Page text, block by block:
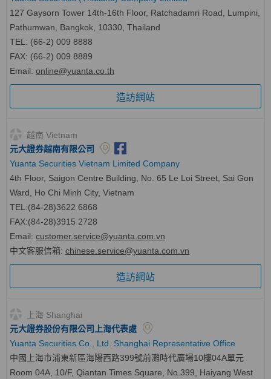
造訪網站
127 Gaysorn Tower 14th-16th Floor, Ratchadamri Road, Lumpini,
Pathumwan, Bangkok, 10330, Thailand
TEL: (66-2) 009 8888
FAX: (66-2) 009 8889
Email: online@yuanta.co.th
造訪網站
越南 Vietnam
元大證券越南有限公司
Yuanta Securities Vietnam Limited Company
4th Floor, Saigon Centre Building, No. 65 Le Loi Street, Sai Gon
Ward, Ho Chi Minh City, Vietnam
TEL:(84-28)3622 6868
FAX:(84-28)3915 2728
Email: customer.service@yuanta.com.vn
中文客服信箱: chinese.service@yuanta.com.vn
上海 Shanghai
元大證券股份有限公司上海代表處
Yuanta Securities Co., Ltd. Shanghai Representative Office
中國上海市浦東新區海陽西路399號前灘時代廣場10樓04A單元
Room 04A, 10/F, Qiantan Times Square, No.399, Haiyang West